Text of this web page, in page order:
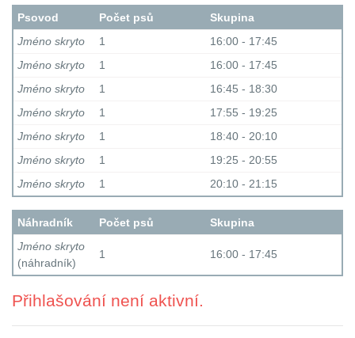
Psovod Počet psů
Skupina
Jméno skryto
1
16:00 - 17:45
Jméno skryto
1
16:00 - 17:45
Jméno skryto
1
16:45 - 18:30
Jméno skryto
1
17:55 - 19:25
Jméno skryto
1
18:40 - 20:10
Jméno skryto
1
19:25 - 20:55
Jméno skryto
1 20:10 - 21:15
Náhradník Počet psů
Skupina
Jméno skryto
(náhradník)
1 16:00 - 17:45
Přihlašování není aktivní.